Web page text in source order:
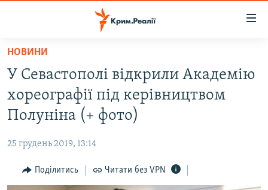
Перейти
основного
матеріалу
Перейти
до
основної
навігації
Перейти
до
ВІДЕО ТА ФОТО
БЛОГИ
ПОГЛЯД
НОВИНИ
У Севастополі відкрили Академію
хореографії під керівництвом
Полуніна (+ фото)
25 грудень 2019, 13:14
Поділитись Читати без VPN